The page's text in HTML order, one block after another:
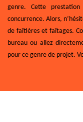
genre. Cette
concurrence. Alors,
de faîtières et faîtages.
bureau ou allez
pour ce genre de projet.